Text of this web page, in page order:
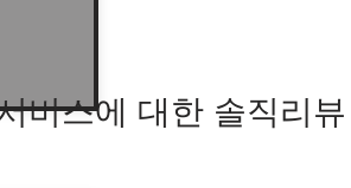
비스에 대한 솔직리뷰